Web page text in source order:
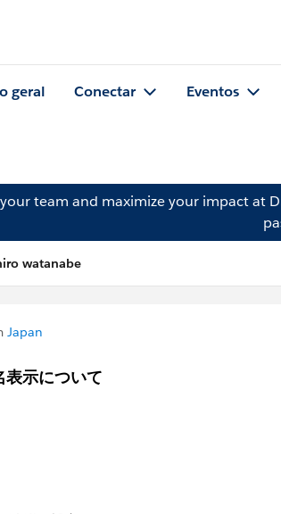
geral Conectar Eventos
team and maximize your impact at
watanabe
Japan
表示について